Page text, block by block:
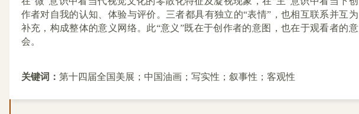
作者对自我的认知、体验与评价。三者都具有独立的“表情”，也相互联系并互为
补充，构成整体的意义网络。此“意义”既在于创作者的意图，也在于观看者的意
会。
关键词： 第十四届全国美展；中国油画；写实性；叙事性；客观性